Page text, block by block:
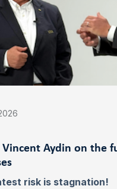
Vincent Aydin on the
risk is stagnation!